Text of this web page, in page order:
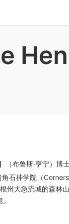
（布鲁斯·亨宁）
石神学院（
州大急流城的森林